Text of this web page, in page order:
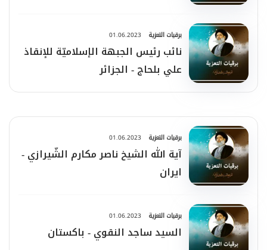
برقيات التعزية 01.06.2023
نائب رئيس الجبهة الإسلاميّة للإنقاذ
علي بلحاج - الجزائر
برقيات التعزية 01.06.2023
آية الله الشيخ ناصر مكارم الشّيرازي -
ايران
برقيات التعزية 01.06.2023
السيد ساجد النقوي - باكستان